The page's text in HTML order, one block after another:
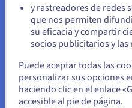
Fácil integración y
Cualquier solución de hosting
integrarse fácilmente en sus
ofrecemos soluciones de
Permanezca en el sitio
y rastreadores de redes
que nos permiten
su eficacia y compartir
socios publicitarios y las
Puede aceptar todas las
personalizar sus opciones
haciendo clic en el enlace
accesible al pie de página.